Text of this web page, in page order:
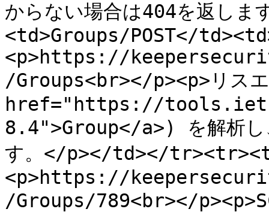
からない場合は404を返し
<td>Groups/POST</
<p>https://
/Groups<br></p><p>リス
href="https://
8.4">Group</a>) を解析し
す。</p></td></
<p>https://
/Groups/789<br></